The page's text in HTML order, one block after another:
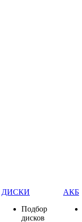
ДИСКИ
Подбор
дисков
АКБ